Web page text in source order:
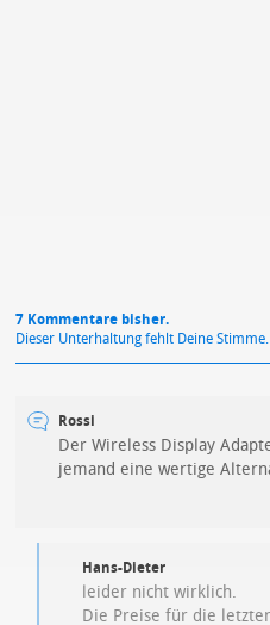
7 Kommentare bisher.
Dieser Unterhaltung fehlt Deine Stimme.
Rossi
Der Wireless Display
jemand eine wertige
Hans-Dieter
leider nicht wirklich.
Die Preise für die